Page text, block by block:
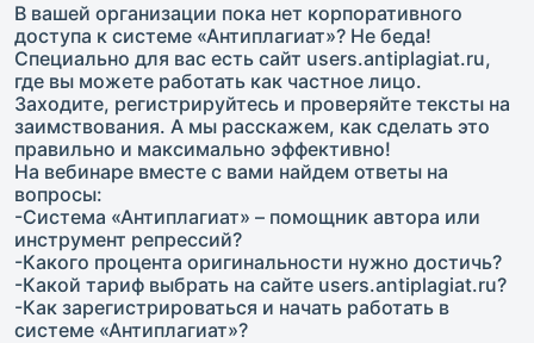
В вашей организации пока нет корпоративного
доступа к системе «Антиплагиат»? Не беда!
Специально для вас есть сайт users.antiplagiat.ru,
где вы можете работать как частное лицо.
Заходите, регистрируйтесь и проверяйте тексты на
заимствования. А мы расскажем, как сделать это
правильно и максимально эффективно!
На вебинаре вместе с вами найдем ответы на
вопросы:
-Система «Антиплагиат» – помощник автора или
инструмент репрессий?
-Какого процента оригинальности нужно достичь?
-Какой тариф выбрать на сайте users.antiplagiat.ru?
-Как зарегистрироваться и начать работать в
системе «Антиплагиат»?